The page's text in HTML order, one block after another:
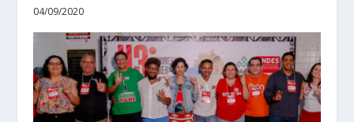
04/09/2020